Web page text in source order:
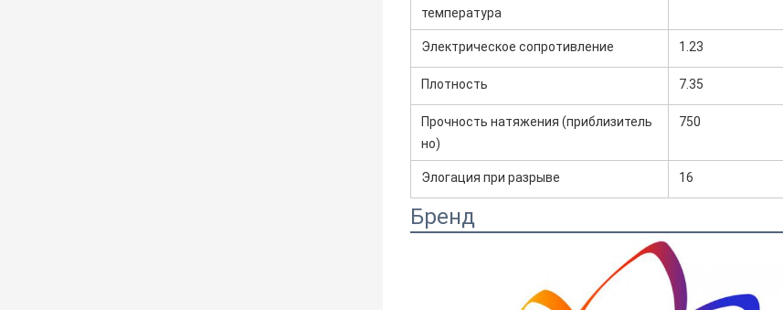
температура
Электрическое сопротивление 1.23
Плотность 7.35
Прочность натяжения (приблизитель
но)
750
Элогация при разрыве 16
Бренд